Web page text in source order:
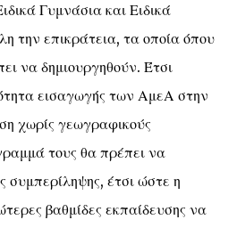
Γυμνάσια και Ειδικά
την επικράτεια, τα οποία όπου
να δημιουργηθούν. Έτσι
εισαγωγής των ΑμεΑ στην
χωρίς γεωγραφικούς
τους θα πρέπει να
συμπερίληψης, έτσι ώστε η
βαθμίδες εκπαίδευσης να